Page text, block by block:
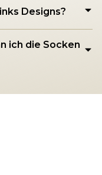
Designs?
ich die Socken